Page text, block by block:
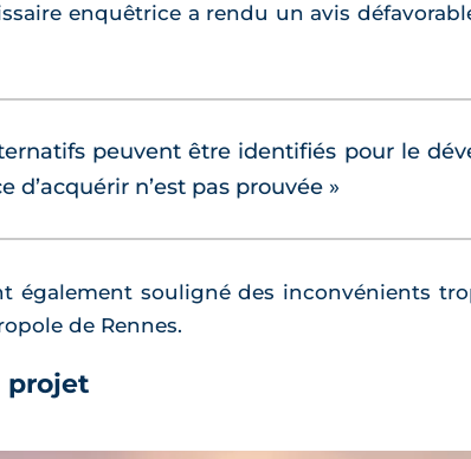
enquêtrice a rendu un avis
peuvent être identifiés pour le
d’acquérir n’est pas prouvée »
également souligné des inconvénients
de Rennes.
projet